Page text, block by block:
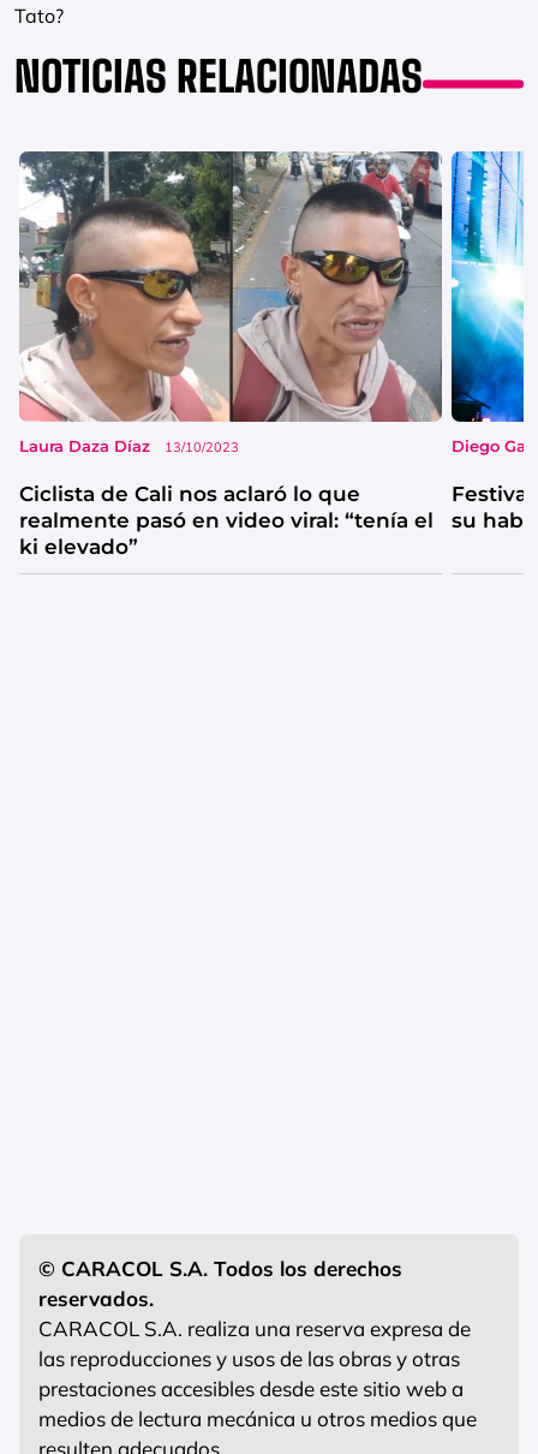
Tato?
NOTICIAS RELACIONADAS
Laura Daza Díaz 13/10/2023
Ciclista de Cali nos aclaró lo que
realmente pasó en video viral: “tenía el
ki elevado”
Diego
su
© CARACOL S.A. Todos los derechos
reservados.
CARACOL S.A. realiza una reserva expresa de
las reproducciones y usos de las obras y otras
prestaciones accesibles desde este sitio web a
medios de lectura mecánica u otros medios que
resulten adecuados.